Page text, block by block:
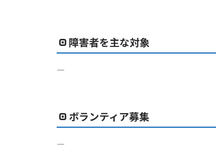
障害者を主な対象
―
ボランティア募集
―